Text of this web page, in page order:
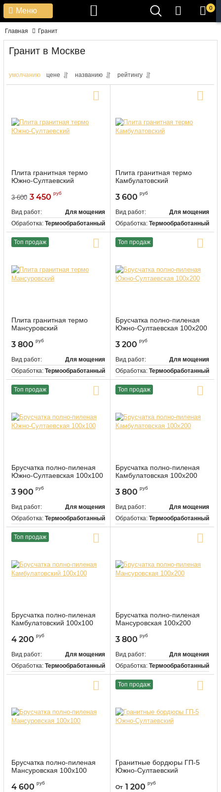
Меню 0
Главная Гранит
Гранит в Москве
умолчанию цене названию рейтингу
Плита гранитная термо
Южно-Султаевский
3 600 3 450 руб
Вид работ:
Для мощения
Обработка: Термообработанный
Плита гранитная термо
Камбулатовский
3 600 руб
Вид работ:
Для мощения
Обработка: Термообработанный
Топ продаж
Плита гранитная термо
Мансуровский
3 800 руб
Вид работ:
Для мощения
Обработка: Термообработанный
Топ продаж
Брусчатка полно-пиленая
Южно-Султаевская 100х200
3 200 руб
Вид работ:
Для мощения
Обработка: Термообработанный
Топ продаж
Брусчатка полно-пиленая
Южно-Султаевская 100х100
3 900 руб
Вид работ:
Для мощения
Обработка: Термообработанный
Топ продаж
Брусчатка полно-пиленая
Камбулатовская 100х200
3 800 руб
Вид работ:
Для мощения
Обработка: Термообработанный
Топ продаж
Брусчатка полно-пиленая
Камбулатовский 100х100
4 200 руб
Вид работ:
Для мощения
Обработка: Термообработанный
Брусчатка полно-пиленая
Мансуровская 100х200
3 800 руб
Вид работ:
Для мощения
Обработка: Термообработанный
Брусчатка полно-пиленая
Мансуровская 100х100
4 600 руб
Топ продаж
Гранитные бордюры ГП-5
Южно-Султаевский
От 1 200 руб